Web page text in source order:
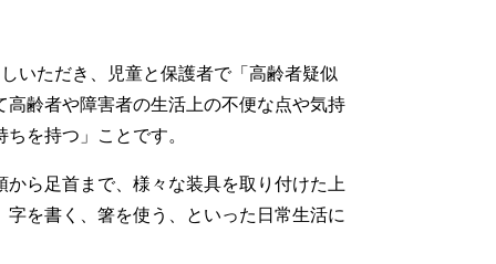
いただき、児童と保護者で「高齢者疑似
齢者や障害者の生活上の不便な点や気持
を持つ」ことです。
ら足首まで、様々な装具を取り付けた上
を書く、箸を使う、といった日常生活に